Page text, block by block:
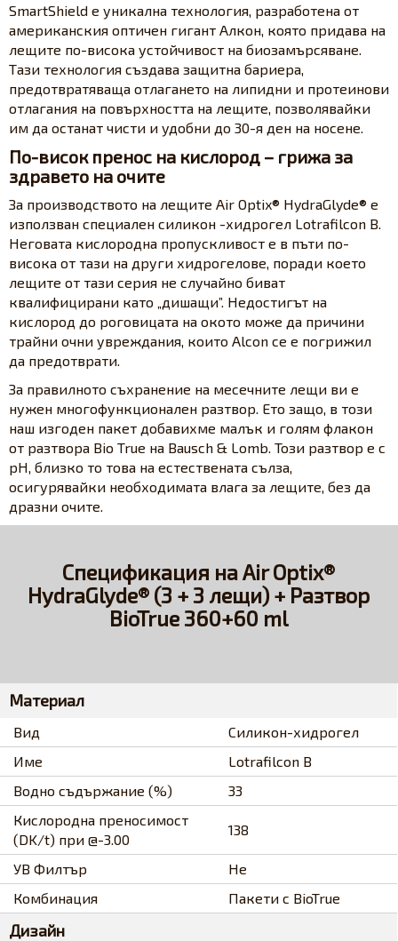
SmartShield е уникална технология, разработена от
американския оптичен гигант Алкон, която придава на
лещите по-висока устойчивост на биозамърсяване.
Тази технология създава защитна бариера,
предотвратяваща отлагането на липидни и протеинови
отлагания на повърхността на лещите, позволявайки
им да останат чисти и удобни до 30-я ден на носене.
По-висок пренос на кислород – грижа за
здравето на очите
За производството на лещите Air Optix® HydraGlyde® е
използван специален силикон -хидрогел Lotrafilcon B.
Неговата кислородна пропускливост е в пъти по-
висока от тази на други хидрогелове, поради което
лещите от тази серия не случайно биват
квалифицирани като „дишащи”. Недостигът на
кислород до роговицата на окото може да причини
трайни очни увреждания, които Alcon се е погрижил
да предотврати.
За правилното съхранение на месечните лещи ви е
нужен многофункционален разтвор. Ето защо, в този
наш изгоден пакет добавихме малък и голям флакон
от разтвора Bio True на Bausch & Lomb. Този разтвор е с
pH, близко то това на естествената сълза,
осигурявайки необходимата влага за лещите, без да
дразни очите.
Спецификация на Air Optix®
HydraGlyde® (3 + 3 лещи) + Разтвор
BioTrue 360+60 ml
Материал
Вид
Силикон-хидрогел
Име
Lotrafilcon B
Водно съдържание (%)
33
Кислородна преносимост
(DK/t) при @-3.00
138
УВ Филтър
Не
Комбинация
Пакети с BioTrue
Дизайн